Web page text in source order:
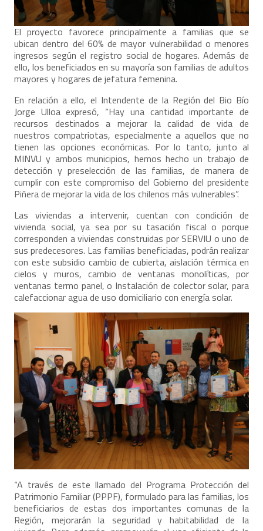
El proyecto favorece principalmente a familias que se
ubican dentro del 60% de mayor vulnerabilidad o menores
ingresos según el registro social de hogares. Además de
ello, los beneficiados en su mayoría son familias de adultos
mayores y hogares de jefatura femenina.
En relación a ello, el Intendente de la Región del Bio Bío
Jorge Ulloa expresó, “Hay una cantidad importante de
recursos destinados a mejorar la calidad de vida de
nuestros compatriotas, especialmente a aquellos que no
tienen las opciones económicas. Por lo tanto, junto al
MINVU y ambos municipios, hemos hecho un trabajo de
detección y preselección de las familias, de manera de
cumplir con este compromiso del Gobierno del presidente
Piñera de mejorar la vida de los chilenos más vulnerables”.
Las viviendas a intervenir, cuentan con condición de
vivienda social, ya sea por su tasación fiscal o porque
corresponden a viviendas construidas por SERVIU o uno de
sus predecesores. Las familias beneficiadas, podrán realizar
con este subsidio cambio de cubierta, aislación térmica en
cielos y muros, cambio de ventanas monolíticas, por
ventanas termo panel, o Instalación de colector solar, para
calefaccionar agua de uso domiciliario con energía solar.
“A través de este llamado del Programa Protección del
Patrimonio Familiar (PPPF), formulado para las familias, los
beneficiarios de estas dos importantes comunas de la
Región, mejorarán la seguridad y habitabilidad de la